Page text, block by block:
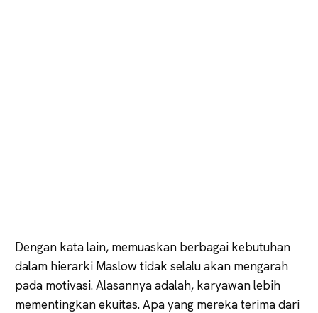
Dengan kata lain, memuaskan berbagai kebutuhan
dalam hierarki Maslow tidak selalu akan mengarah
pada motivasi. Alasannya adalah, karyawan lebih
mementingkan ekuitas. Apa yang mereka terima dari